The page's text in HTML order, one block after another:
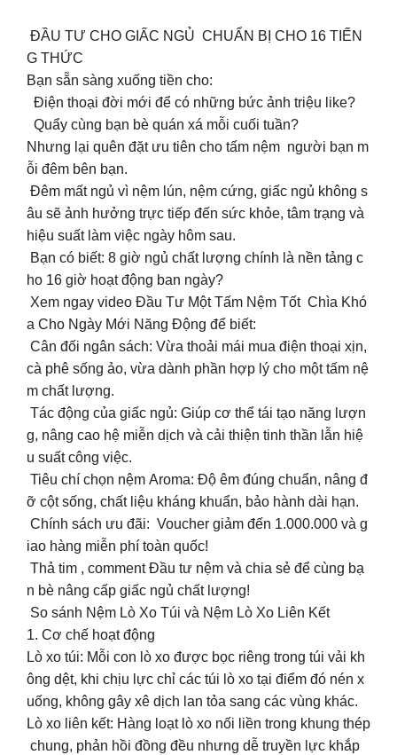
ĐẦU TƯ CHO GIẤC NGỦ CHUẨN BỊ CHO 16 TIẾN
G THỨC ️️
Bạn sẵn sàng xuống tiền cho:
Điện thoại đời mới để có những bức ảnh triệu like?
Quẩy cùng bạn bè quán xá mỗi cuối tuần?
Nhưng lại quên đặt ưu tiên cho tấm nệm người bạn m
ỗi đêm bên bạn.
Đêm mất ngủ vì nệm lún, nệm cứng, giấc ngủ không s
âu sẽ ảnh hưởng trực tiếp đến sức khỏe, tâm trạng và
hiệu suất làm việc ngày hôm sau.
Bạn có biết: 8 giờ ngủ chất lượng chính là nền tảng c
ho 16 giờ hoạt động ban ngày?
Xem ngay video Đầu Tư Một Tấm Nệm Tốt Chìa Khó
a Cho Ngày Mới Năng Động để biết:
️ Cân đối ngân sách: Vừa thoải mái mua điện thoại xịn,
cà phê sống ảo, vừa dành phần hợp lý cho một tấm nệ
m chất lượng.
️ Tác động của giấc ngủ: Giúp cơ thể tái tạo năng lượn
g, nâng cao hệ miễn dịch và cải thiện tinh thần lẫn hiệ
u suất công việc.
Tiêu chí chọn nệm Aroma: Độ êm đúng chuẩn, nâng đ
ỡ cột sống, chất liệu kháng khuẩn, bảo hành dài hạn.
Chính sách ưu đãi: Voucher giảm đến 1.000.000 và g
iao hàng miễn phí toàn quốc!
️ Thả tim , comment Đầu tư nệm và chia sẻ để cùng bạ
n bè nâng cấp giấc ngủ chất lượng!
So sánh Nệm Lò Xo Túi và Nệm Lò Xo Liên Kết
1. Cơ chế hoạt động
Lò xo túi: Mỗi con lò xo được bọc riêng trong túi vải kh
ông dệt, khi chịu lực chỉ các túi lò xo tại điểm đó nén x
uống, không gây xê dịch lan tỏa sang các vùng khác.
Lò xo liên kết: Hàng loạt lò xo nối liền trong khung thép
chung, phản hồi đồng đều nhưng dễ truyền lực khắp